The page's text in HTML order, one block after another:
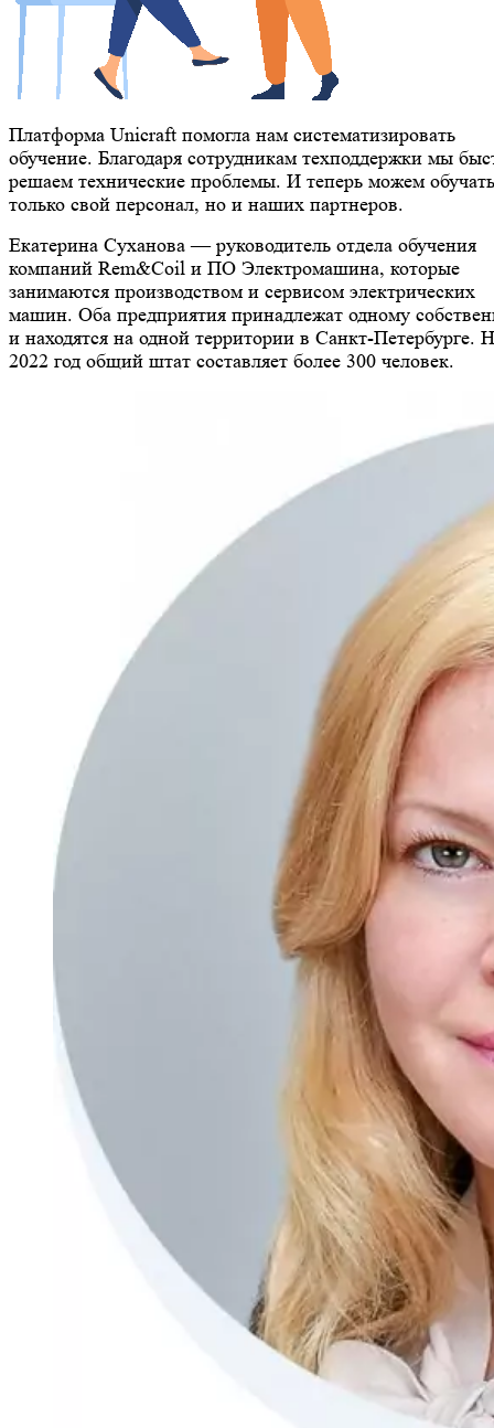
Платформа Unicraft помогла нам систематизировать
обучение. Благодаря сотрудникам техподдержки мы
решаем технические проблемы. И теперь можем
только свой персонал, но и наших партнеров.
Екатерина Суханова — руководитель отдела обучения
компаний Rem&Coil и ПО Электромашина, которые
занимаются производством и сервисом электрических
машин. Оба предприятия принадлежат одному
и находятся на одной территории в Санкт-Петербурге.
2022 год общий штат составляет более 300 человек.